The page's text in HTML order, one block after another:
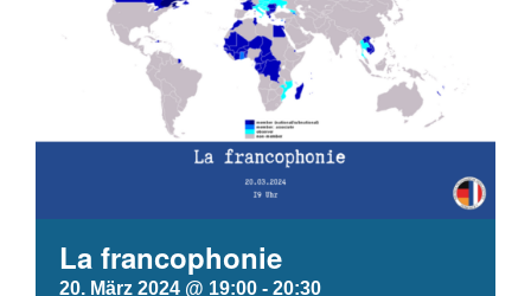
La francophonie
20. März 2024 @ 19:00 - 20:30